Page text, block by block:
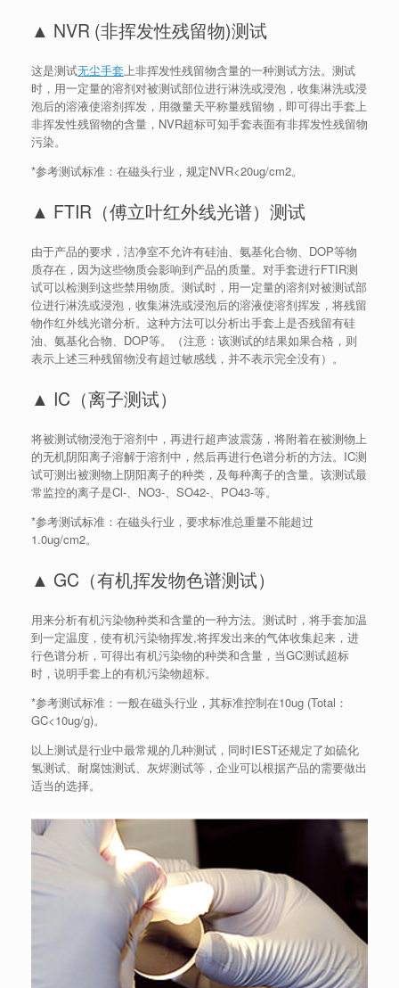
▲ NVR (非挥发性残留物)测试
这是测试无尘手套上非挥发性残留物含量的一种测试方法。测试
时，用一定量的溶剂对被测试部位进行淋洗或浸泡，收集淋洗或浸
泡后的溶液使溶剂挥发，用微量天平称量残留物，即可得出手套上
非挥发性残留物的含量，NVR超标可知手套表面有非挥发性残留物
污染。
*参考测试标准：在磁头行业，规定NVR<20ug/cm2。
▲ FTIR（傅立叶红外线光谱）测试
由于产品的要求，洁净室不允许有硅油、氨基化合物、DOP等物
质存在，因为这些物质会影响到产品的质量。对手套进行FTIR测
试可以检测到这些禁用物质。测试时，用一定量的溶剂对被测试部
位进行淋洗或浸泡，收集淋洗或浸泡后的溶液使溶剂挥发，将残留
物作红外线光谱分析。这种方法可以分析出手套上是否残留有硅
油、氨基化合物、DOP等。（注意：该测试的结果如果合格，则
表示上述三种残留物没有超过敏感线，并不表示完全没有）。
▲ IC（离子测试）
将被测试物浸泡于溶剂中，再进行超声波震荡，将附着在被测物上
的无机阴阳离子溶解于溶剂中，然后再进行色谱分析的方法。IC测
试可测出被测物上阴阳离子的种类，及每种离子的含量。该测试最
常监控的离子是Cl-、NO3-、SO42-、PO43-等。
*参考测试标准：在磁头行业，要求标准总重量不能超过
1.0ug/cm2。
▲ GC（有机挥发物色谱测试）
用来分析有机污染物种类和含量的一种方法。测试时，将手套加温
到一定温度，使有机污染物挥发,将挥发出来的气体收集起来，进
行色谱分析，可得出有机污染物的种类和含量，当GC测试超标
时，说明手套上的有机污染物超标。
*参考测试标准：一般在磁头行业，其标准控制在10ug (Total：
GC<10ug/g)。
以上测试是行业中最常规的几种测试，同时IEST还规定了如硫化
氢测试、耐腐蚀测试、灰烬测试等，企业可以根据产品的需要做出
适当的选择。